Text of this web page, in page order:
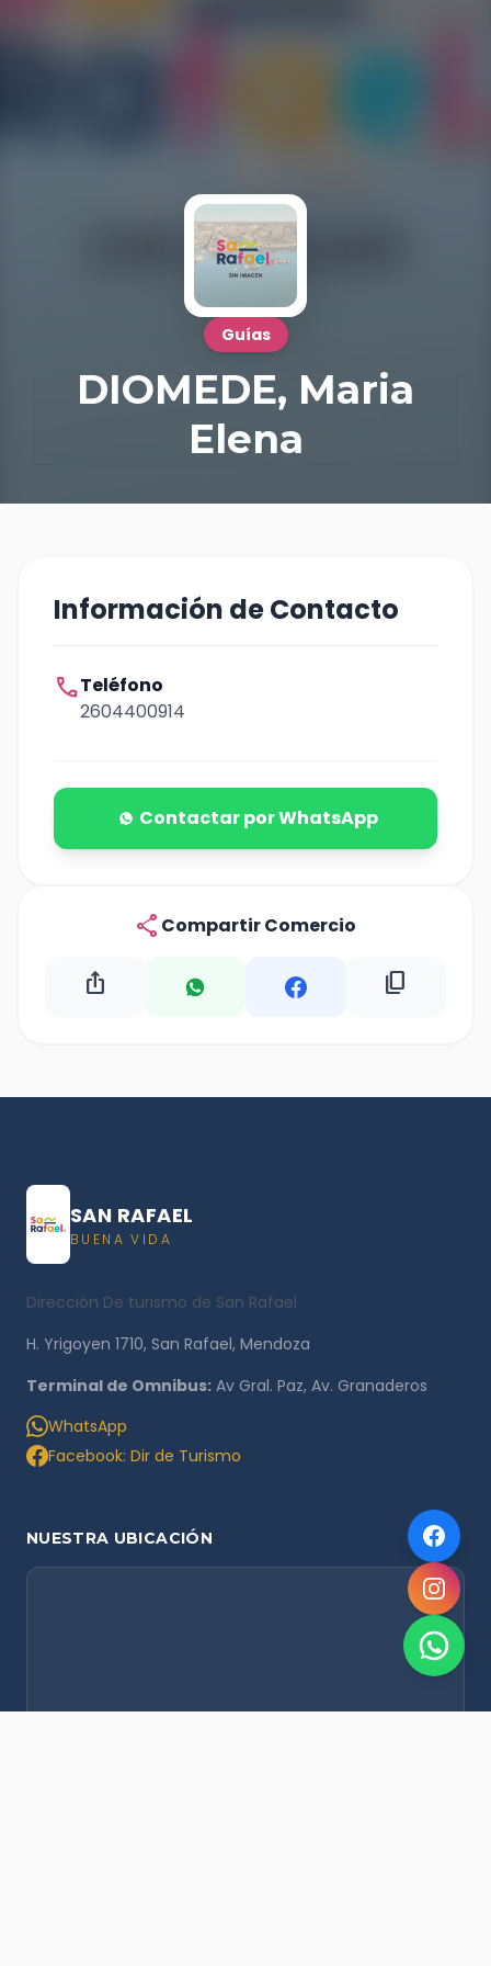
Guías
DIOMEDE, Maria
Elena
Información de Contacto
callTeléfono
2604400914
Contactar por WhatsApp
share Compartir Comercio
ios_share content_copy
SAN RAFAEL
BUENA VIDA
Dirección De turismo de San Rafael
H. Yrigoyen 1710, San Rafael, Mendoza
Terminal de Omnibus: Av Gral. Paz, Av. Granaderos
WhatsApp
Facebook: Dir de Turismo
NUESTRA UBICACIÓN